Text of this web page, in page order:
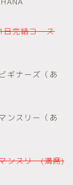
完結コース
ギナーズ（あ
ンスリー（あ
ンスリー(満席)